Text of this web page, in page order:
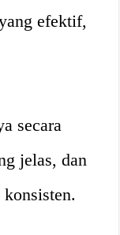
efektif,
secara
jelas, dan